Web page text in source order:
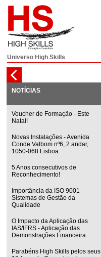
Universo High Skills
NOTÍCIAS
Voucher de Formação - Este
Natal!
Novas Instalações - Avenida
Conde Valbom nº6, 2 andar,
1050-068 Lisboa
5 Anos consecutivos de
Reconhecimento!
Importância da ISO 9001 -
Sistemas de Gestão da
Qualidade
O Impacto da Aplicação das
IAS/IFRS - Aplicação das
Demonstrações Financeira
Parabéns High Skills pelos seus